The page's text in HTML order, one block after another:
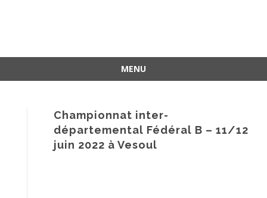
MENU
Championnat inter-
départemental Fédéral B – 11/12
juin 2022 à Vesoul